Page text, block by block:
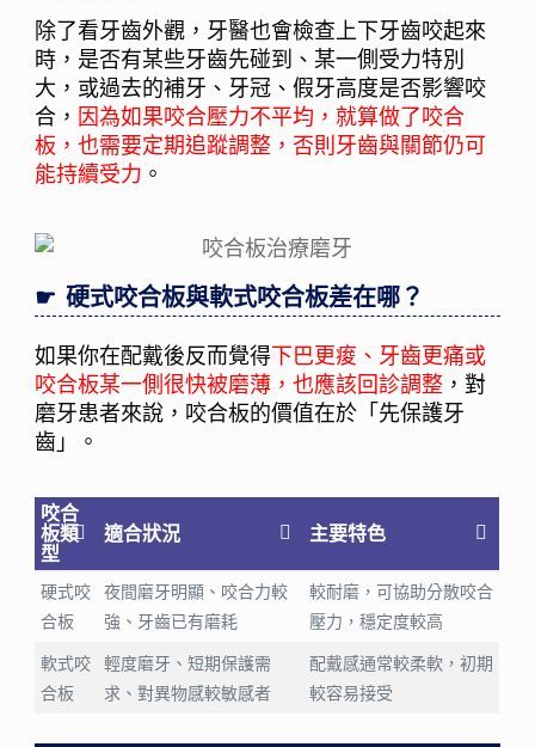
除了看牙齒外觀，牙醫也會檢查上下牙齒咬起來
時，是否有某些牙齒先碰到、某一側受力特別
大，或過去的補牙、牙冠、假牙高度是否影響咬
合， 因為如果咬合壓力不平均，就算做了咬合
板，也需要定期追蹤調整，否則牙齒與關節仍可
能持續受力 。
硬式咬合板與軟式咬合板差在哪？
如果你在配戴後反而覺得下巴更痠、牙齒更痛或
咬合板某一側很快被磨薄，也應該回診調整 ，對
磨牙患者來說，咬合板的價值在於「先保護牙
齒」。
咬合
板類
型
適合狀況 主要特色
硬式咬
合板
夜間磨牙明顯、咬合力較
強、牙齒已有磨耗
較耐磨，可協助分散咬合
壓力，穩定度較高
軟式咬
合板
輕度磨牙、短期保護需
求、對異物感較敏感者
配戴感通常較柔軟，初期
較容易接受